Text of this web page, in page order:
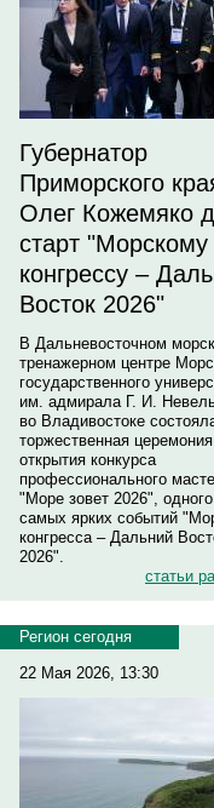
Губернатор
Приморского
Олег Кожемяко
старт "Морскому
конгрессу –
Восток 2026"
В Дальневосточном
тренажерном центре
государственного
им. адмирала Г. И.
во Владивостоке
торжественная церемония
открытия конкурса
профессионального
"Море зовет 2026",
самых ярких событий
конгресса – Дальний
2026".
статьи
Регион сегодня
22 Мая 2026, 13:30